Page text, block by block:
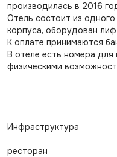
производилась в 2016
Отель состоит из
корпуса, оборудован
К оплате принимаются
В отеле есть номера для
физическими
Инфраструктура
ресторан